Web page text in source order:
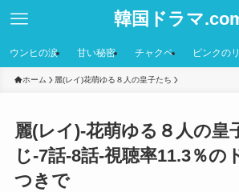
韓国ドラマ
ウンヒの涙 甘い秘密 チャクペ ピンクの
ホーム 麗(レイ)花萌ゆる８人の皇子たち
麗(レイ)-花萌ゆる８人の皇
じ-7話-8話-視聴率11.3％の
つきで